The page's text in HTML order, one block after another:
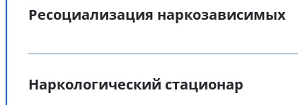
Ресоциализация наркозависимых
Наркологический стационар